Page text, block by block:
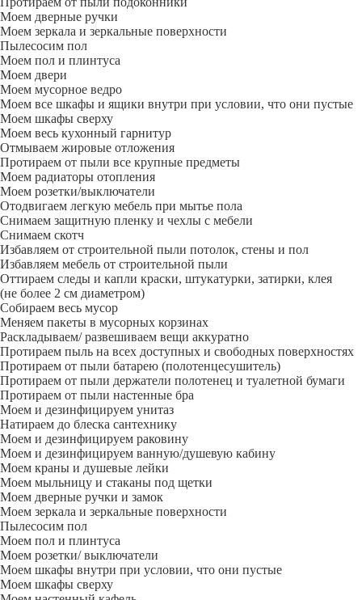
Моем дверные ручки
Моем зеркала и зеркальные поверхности
Пылесосим пол
Моем пол и плинтуса
Моем двери
Моем мусорное ведро
Моем все шкафы и ящики внутри при условии, что они пустые
Моем шкафы сверху
Моем весь кухонный гарнитур
Отмываем жировые отложения
Протираем от пыли все крупные предметы
Моем радиаторы отопления
Моем розетки/выключатели
Отодвигаем легкую мебель при мытье пола
Снимаем защитную пленку и чехлы с мебели
Снимаем скотч
Избавляем от строительной пыли потолок, стены и пол
Избавляем мебель от строительной пыли
Оттираем следы и капли краски, штукатурки, затирки, клея
(не более 2 см диаметром)
Собираем весь мусор
Меняем пакеты в мусорных корзинах
Раскладываем/ развешиваем вещи аккуратно
Протираем пыль на всех доступных и свободных поверхностях
Протираем от пыли батарею (полотенцесушитель)
Протираем от пыли держатели полотенец и туалетной бумаги
Протираем от пыли настенные бра
Моем и дезинфицируем унитаз
Натираем до блеска сантехнику
Моем и дезинфицируем раковину
Моем и дезинфицируем ванную/душевую кабину
Моем краны и душевые лейки
Моем мыльницу и стаканы под щетки
Моем дверные ручки и замок
Моем зеркала и зеркальные поверхности
Пылесосим пол
Моем пол и плинтуса
Моем розетки/ выключатели
Моем шкафы внутри при условии, что они пустые
Моем шкафы сверху